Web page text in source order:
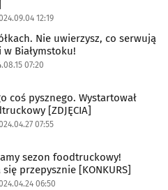
12:19
Nie uwierzysz, co serwują
Białymstoku!
07:20
coś pysznego. Wystartował
[ZDJĘCIA]
07:55
sezon foodtruckowy!
przepysznie [KONKURS]
06:50